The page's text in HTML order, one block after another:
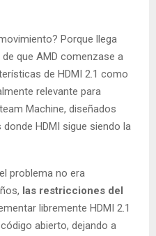
Porque llega
que AMD comenzase a
de HDMI 2.1 como
relevante para
Machine, diseñados
HDMI sigue siendo la
problema no era
las restricciones del
libremente HDMI 2.1
abierto, dejando a